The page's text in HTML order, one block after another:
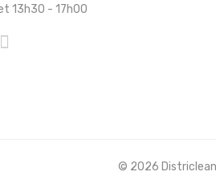
13h30 - 17h00
© 2026